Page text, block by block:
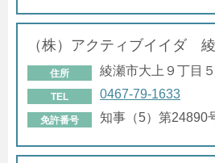
（株）アクティブイイダ
住所 綾瀬市大上９丁目
TEL 0467-79-1633
免許番号 知事（5）第24890